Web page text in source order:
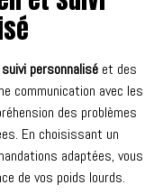
suivi personnalisé et des
communication avec les
des problèmes
En choisissant un
adaptées, vous
de vos poids lourds.